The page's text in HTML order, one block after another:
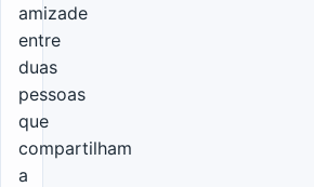
amizade
entre
duas
pessoas
que
compartilham
a